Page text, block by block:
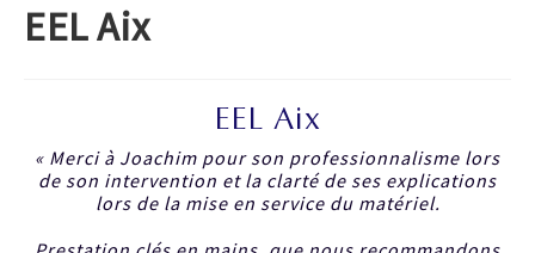
EEL Aix
EEL Aix
« Merci à Joachim pour son professionnalisme lors
de son intervention et la clarté de ses explications
lors de la mise en service du matériel.